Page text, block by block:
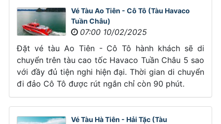
Vé Tàu Ao Tiên - Cô Tô (Tàu Havaco
Tuần Châu)
07:00 10/02/2025
Đặt vé tàu Ao Tiên - Cô Tô hành khách sẽ di
chuyển trên tàu cao tốc Havaco Tuần Châu 5 sao
với đầy đủ tiện nghi hiện đại. Thời gian di chuyển
đi đảo Cô Tô được rút ngắn chỉ còn 90 phút.
Vé Tàu Hà Tiên - Hải Tặc (Tàu